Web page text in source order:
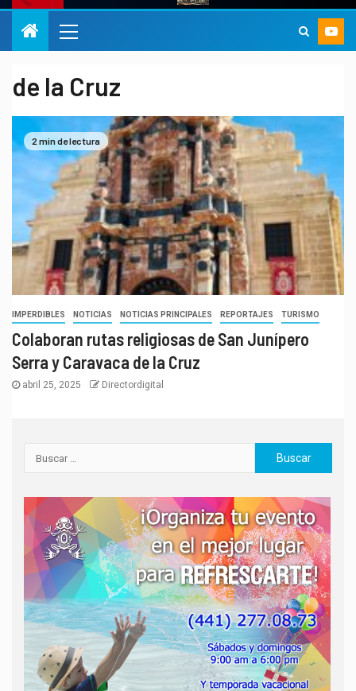
de la Cruz
2 min de lectura
IMPERDIBLES NOTICIAS NOTICIAS PRINCIPALES REPORTAJES TURISMO
Colaboran rutas religiosas de San Junípero
Serra y Caravaca de la Cruz
abril 25, 2025 Directordigital